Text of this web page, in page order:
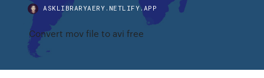
ASKLIBRARYAERY.NETLIFY.APP
Convert mov file to avi free